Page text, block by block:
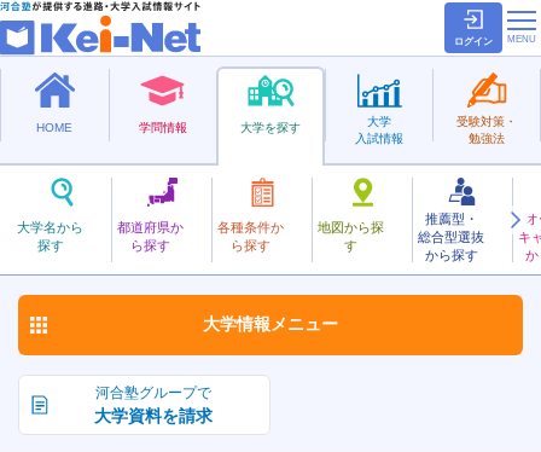
ログイン
HOME 学問情報 大学を探す
大学名から
探す
都道府県か
ら探す
各種条件か
ら探す
地図から探
す
推薦型・
総合型選抜
から探す
キ
か
大学
入試情報
受験対策・
勉強法
国立
とうきょうがいこくご
東京外国語大学 お気に入り
河合塾グループで
大学資料を請求
大学情報 メニュー